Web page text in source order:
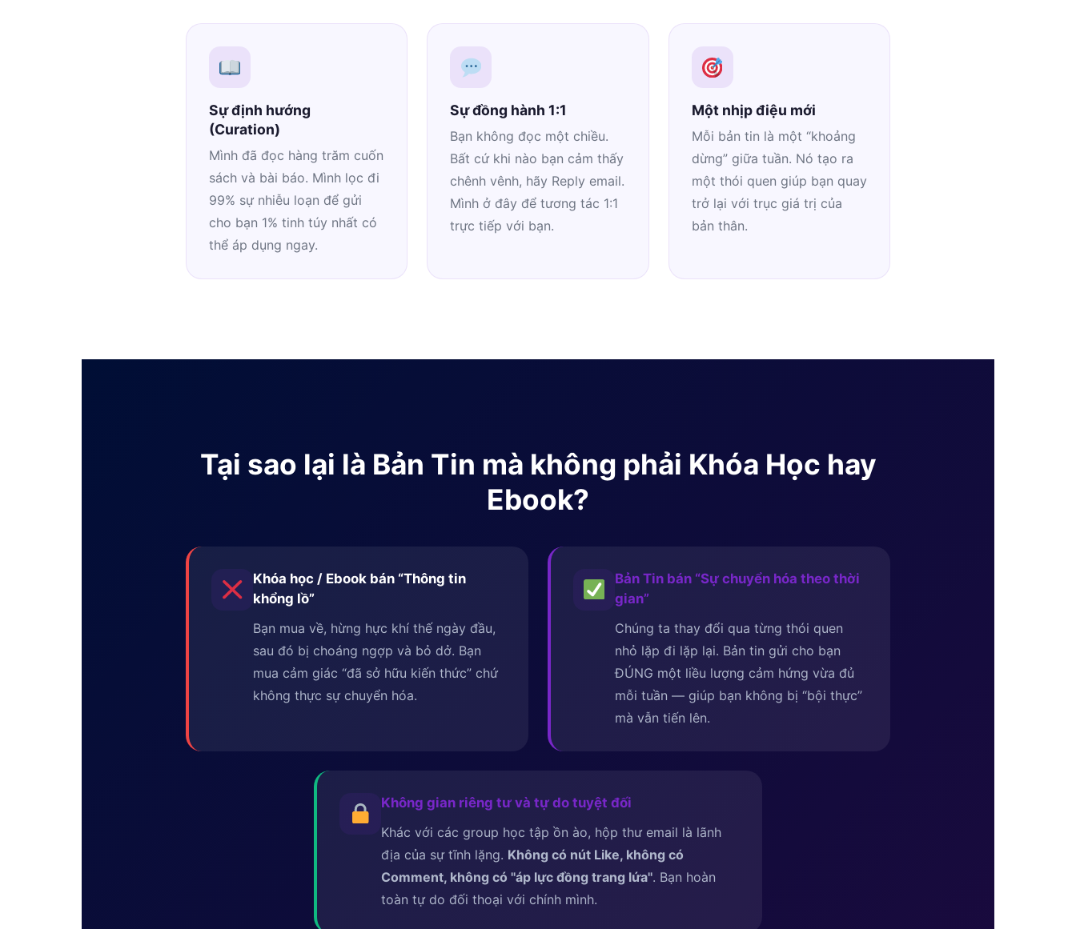
Sự định hướng
(Curation)
Mình đã đọc hàng trăm cuốn
sách và bài báo. Mình lọc đi
99% sự nhiễu loạn để gửi
cho bạn 1% tinh túy nhất có
thể áp dụng ngay.
Sự đồng hành 1:1
Bạn không đọc một chiều.
Bất cứ khi nào bạn cảm thấy
chênh vênh, hãy Reply email.
Mình ở đây để tương tác 1:1
trực tiếp với bạn.
Một nhịp điệu mới
Mỗi bản tin là một “khoảng
dừng” giữa tuần. Nó tạo ra
một thói quen giúp bạn quay
trở lại với trục giá trị của
bản thân.
Tại sao lại là Bản Tin mà không phải Khóa Học hay
Ebook?
Khóa học / Ebook bán “Thông tin
khổng lồ”
Bạn mua về, hừng hực khí thế ngày đầu,
sau đó bị choáng ngợp và bỏ dở. Bạn
mua cảm giác “đã sở hữu kiến thức” chứ
không thực sự chuyển hóa.
Bản Tin bán “Sự chuyển hóa theo thời
gian”
Chúng ta thay đổi qua từng thói quen
nhỏ lặp đi lặp lại. Bản tin gửi cho bạn
ĐÚNG một liều lượng cảm hứng vừa đủ
mỗi tuần — giúp bạn không bị “bội thực”
mà vẫn tiến lên.
Không gian riêng tư và tự do tuyệt đối
Khác với các group học tập ồn ào, hộp thư email là lãnh
địa của sự tĩnh lặng. Không có nút Like, không có
Comment, không có ''áp lực đồng trang lứa''. Bạn hoàn
toàn tự do đối thoại với chính mình.